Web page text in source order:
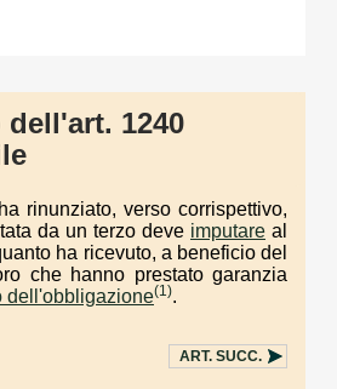
1240
rinunziato, verso corrispettivo,
da un terzo deve imputare al
ha ricevuto, a beneficio del
che hanno prestato garanzia
dell'obbligazione(1).
ART. SUCC.